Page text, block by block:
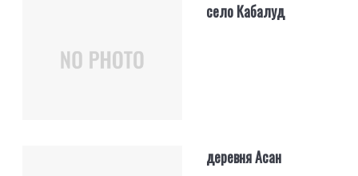
село Кабалуд
деревня Асан